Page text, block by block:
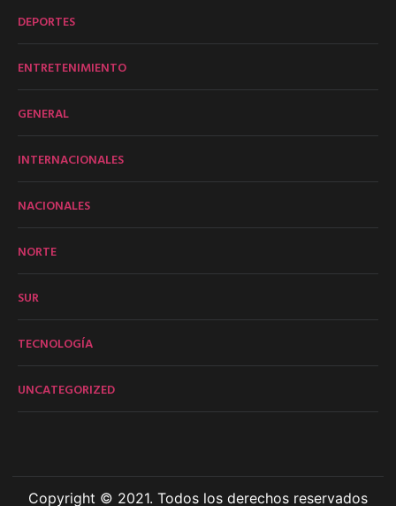
DEPORTES
ENTRETENIMIENTO
GENERAL
INTERNACIONALES
NACIONALES
NORTE
SUR
TECNOLOGÍA
UNCATEGORIZED
Copyright © 2021. Todos los derechos reservados